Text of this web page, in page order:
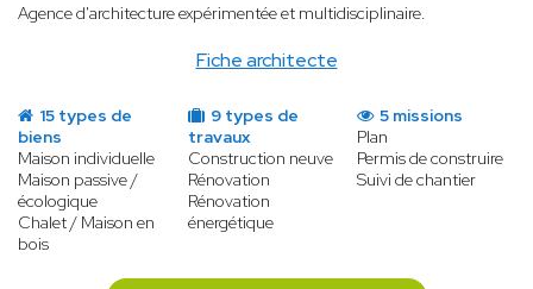
Fiche architecte
Agence d'architecture expérimentée et multidisciplinaire.
15 types de
biens
Maison individuelle
Maison passive /
écologique
Chalet / Maison en
bois
9 types de
travaux
Construction neuve
Rénovation
Rénovation
énergétique
5 missions
Plan
Permis de construire
Suivi de chantier